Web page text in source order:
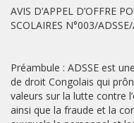
AVIS D’APPEL D’OFFRE
SCOLAIRES N°003/
Préambule : ADSSE est
de droit Congolais qui
valeurs sur la lutte contre
ainsi que la fraude et la